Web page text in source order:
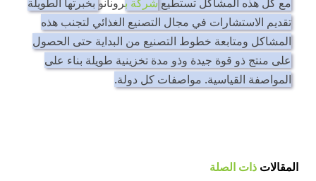
تقديم الاستشارات في مجال التصنيع الغذائي لتجنب هذه
المشاكل ومتابعة خطوط التصنيع من البداية حتى الحصول
على منتج ذو قوة جيدة وذو مدة تخزينية طويلة بناء على
المواصفة القياسية. مواصفات كل دولة.
المقالات ذات الصلة